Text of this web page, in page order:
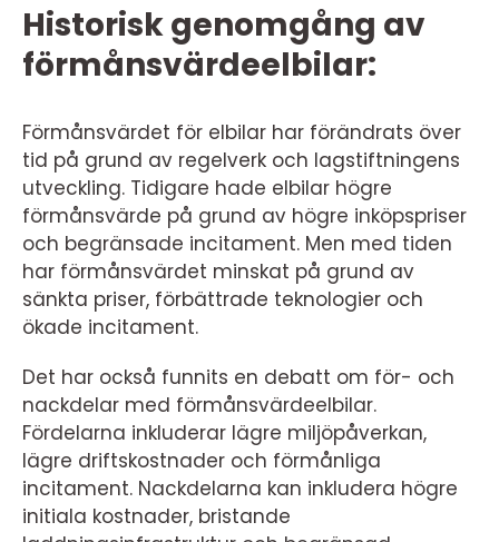
Historisk genomgång av
förmånsvärdeelbilar:
Förmånsvärdet för elbilar har förändrats över
tid på grund av regelverk och lagstiftningens
utveckling. Tidigare hade elbilar högre
förmånsvärde på grund av högre inköpspriser
och begränsade incitament. Men med tiden
har förmånsvärdet minskat på grund av
sänkta priser, förbättrade teknologier och
ökade incitament.
Det har också funnits en debatt om för- och
nackdelar med förmånsvärdeelbilar.
Fördelarna inkluderar lägre miljöpåverkan,
lägre driftskostnader och förmånliga
incitament. Nackdelarna kan inkludera högre
initiala kostnader, bristande